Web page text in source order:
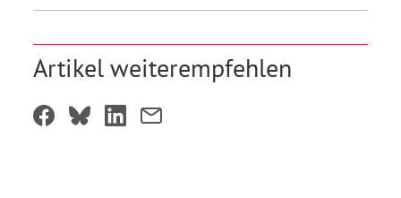
Artikel weiterempfehlen